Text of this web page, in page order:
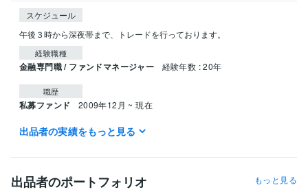
スケジュール
経験職種
金融専門職 / ファンドマネージャー 経験年数 : 20年
職歴
私募ファンド 2009年12月 ~ 現在
得意分野
FX業界、投資
出品者の実績をもっと見る
出品者のポートフォリオ もっと見る